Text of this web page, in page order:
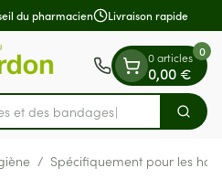
du pharmacien Livraison rapide
et des bandages
0 articles
0,00 €
0
/ Spécifiquement pour les